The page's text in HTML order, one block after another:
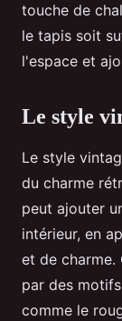
touche de
le tapis soit
l'espace et
Le style
Le style
du charme
peut ajouter
intérieur, en
et de charme.
par des
comme le